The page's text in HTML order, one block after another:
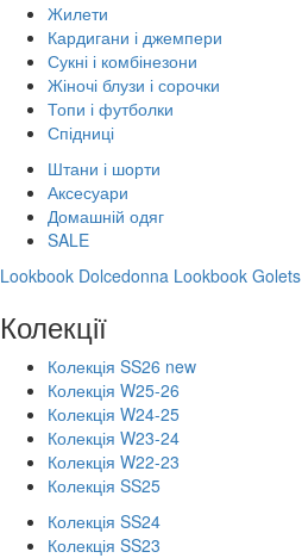
Жилети
Кардигани і джемпери
Сукні і комбінезони
Жіночі блузи і сорочки
Топи і футболки
Спідниці
Штани і шорти
Аксесуари
Домашній одяг
SALE
Lookbook Dolcedonna Lookbook Golets
Колекції
Колекція SS26 new
Колекція W25-26
Колекція W24-25
Колекція W23-24
Колекція W22-23
Колекція SS25
Колекція SS24
Колекція SS23